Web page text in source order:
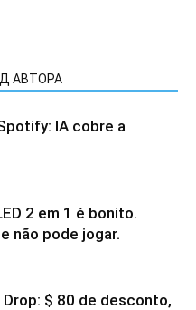
АВТОРА
IA cobre a
2 em 1 é bonito.
não pode jogar.
Drop: $ 80 de desconto,